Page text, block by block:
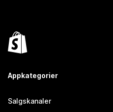
Appkategorier
Salgskanaler